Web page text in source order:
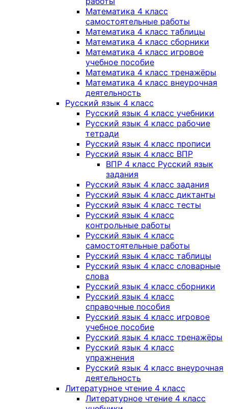
Математика 4 класс
самостоятельные работы
Математика 4 класс таблицы
Математика 4 класс сборники
Математика 4 класс игровое
учебное пособие
Математика 4 класс тренажёры
Математика 4 класс внеурочная
деятельность
Русский язык 4 класс
Русский язык 4 класс учебники
Русский язык 4 класс рабочие
тетради
Русский язык 4 класс прописи
Русский язык 4 класс ВПР
ВПР 4 класс Русский язык
задания
Русский язык 4 класс задания
Русский язык 4 класс диктанты
Русский язык 4 класс тесты
Русский язык 4 класс
контрольные работы
Русский язык 4 класс
самостоятельные работы
Русский язык 4 класс таблицы
Русский язык 4 класс словарные
слова
Русский язык 4 класс сборники
Русский язык 4 класс
справочные пособия
Русский язык 4 класс игровое
учебное пособие
Русский язык 4 класс тренажёры
Русский язык 4 класс
упражнения
Русский язык 4 класс внеурочная
деятельность
Литературное чтение 4 класс
Литературное чтение 4 класс